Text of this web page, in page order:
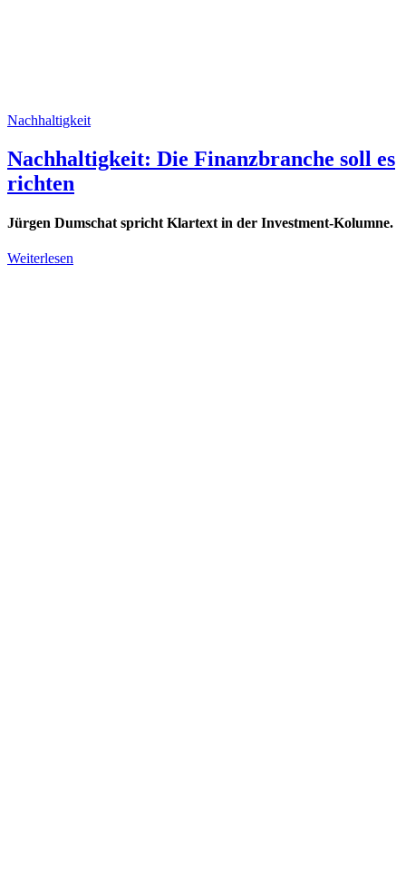
Nachhaltigkeit
Nachhaltigkeit: Die Finanzbranche soll es
richten
Jürgen Dumschat spricht Klartext in der Investment-Kolumne.
Weiterlesen